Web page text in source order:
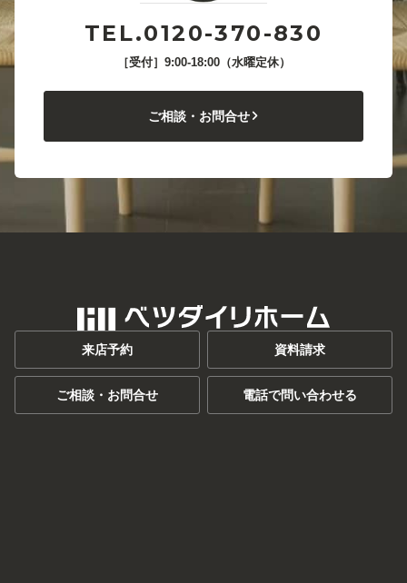
TEL.0120-370-830
［受付］9:00-18:00（水曜定休）
ご相談・お問合せ
来店予約 資料請求
ご相談・お問合せ 電話で問い合わせる